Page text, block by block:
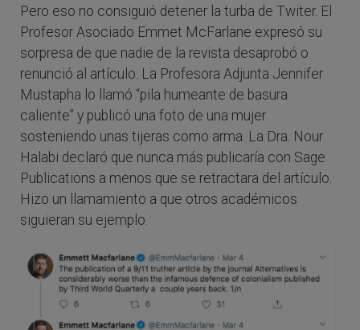
Pero eso no consiguió detener la turba de Twiter. El
Profesor Asociado Emmet McFarlane expresó su
sorpresa de que nadie de la revista desaprobó o
renunció al artículo. La Profesora Adjunta Jennifer
Mustapha lo llamó “pila humeante de basura
caliente” y publicó una foto de una mujer
sosteniendo unas tijeras como arma. La Dra. Nour
Halabi declaró que nunca más publicaría con Sage
Publications a menos que se retractara del artículo.
Hizo un llamamiento a que otros académicos
siguieran su ejemplo.